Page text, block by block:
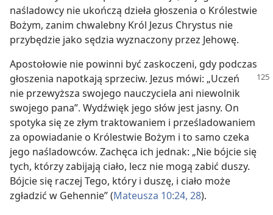
naśladowcy nie ukończą dzieła głoszenia o Królestwie
Bożym, zanim chwalebny Król Jezus Chrystus nie
przybędzie jako sędzia wyznaczony przez Jehowę.
Apostołowie nie powinni być zaskoczeni, gdy podczas
głoszenia napotkają sprzeciw. Jezus mówi: „Uczeń
nie przewyższa swojego nauczyciela ani niewolnik
swojego pana”. Wydźwięk jego słów jest jasny. On
spotyka się ze złym traktowaniem i prześladowaniem
za opowiadanie o Królestwie Bożym i to samo czeka
jego naśladowców. Zachęca ich jednak: „Nie bójcie się
tych, którzy zabijają ciało, lecz nie mogą zabić duszy.
Bójcie się raczej Tego, który i duszę, i ciało może
zgładzić w Gehennie” (Mateusza 10:24, 28).